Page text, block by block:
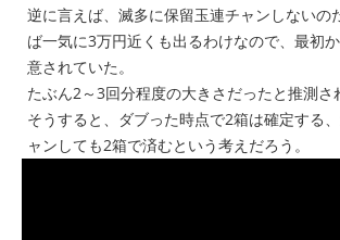
逆に言えば、滅多に保留玉連チャンしないの
ば一気に3万円近くも出るわけなので、最初
意されていた。
たぶん2～3回分程度の大きさだったと推測さ
そうすると、ダブった時点で2箱は確定する
ャンしても2箱で済むという考えだろう。